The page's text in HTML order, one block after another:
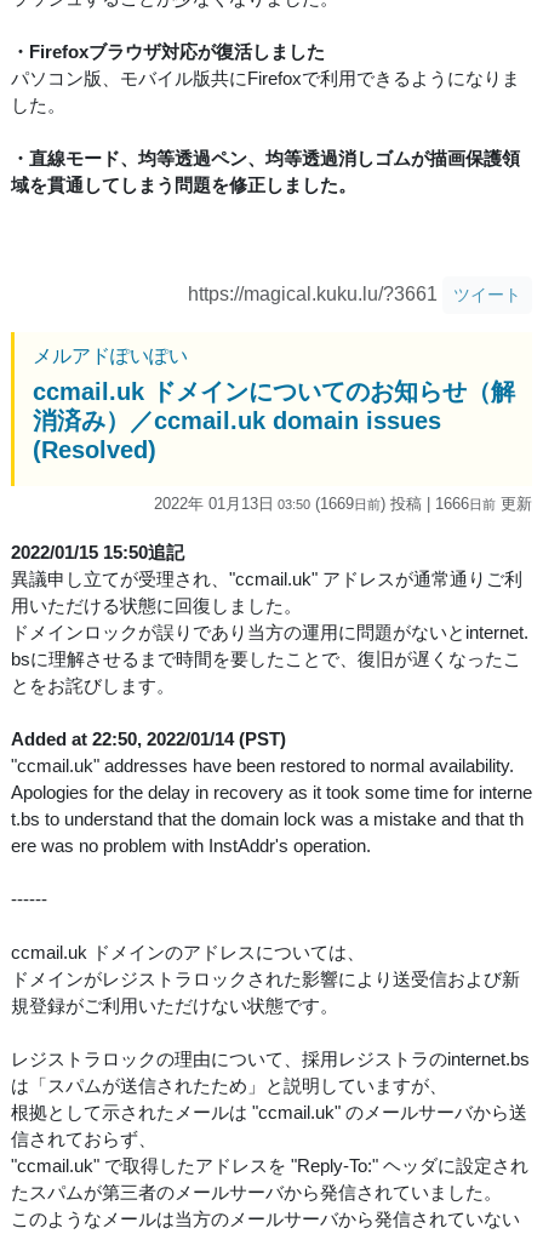
・Firefoxブラウザ対応が復活しました
パソコン版、モバイル版共にFirefoxで利用できるようになりま
した。
・直線モード、均等透過ペン、均等透過消しゴムが描画保護領
域を貫通してしまう問題を修正しました。
https://magical.kuku.lu/?3661 ツイート
メルアドぽいぽい
ccmail.uk ドメインについてのお知らせ（解
消済み）／ccmail.uk domain issues
(Resolved)
2022年 01月13日 03:50 (1669日前) 投稿 | 1666日前 更新
2022/01/15 15:50追記
異議申し立てが受理され、"ccmail.uk" アドレスが通常通りご利
用いただける状態に回復しました。
ドメインロックが誤りであり当方の運用に問題がないとinternet.
bsに理解させるまで時間を要したことで、復旧が遅くなったこ
とをお詫びします。
Added at 22:50, 2022/01/14 (PST)
"ccmail.uk" addresses have been restored to normal availability.
Apologies for the delay in recovery as it took some time for interne
t.bs to understand that the domain lock was a mistake and that th
ere was no problem with InstAddr's operation.
------
ccmail.uk ドメインのアドレスについては、
ドメインがレジストラロックされた影響により送受信および新
規登録がご利用いただけない状態です。
レジストラロックの理由について、採用レジストラのinternet.bs
は「スパムが送信されたため」と説明していますが、
根拠として示されたメールは "ccmail.uk" のメールサーバから送
信されておらず、
"ccmail.uk" で取得したアドレスを "Reply-To:" ヘッダに設定され
たスパムが第三者のメールサーバから発信されていました。
このようなメールは当方のメールサーバから発信されていない